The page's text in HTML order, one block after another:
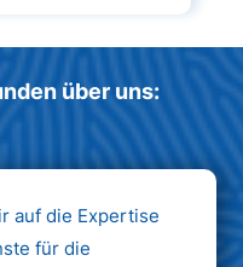
über uns:
auf die Expertise
für die